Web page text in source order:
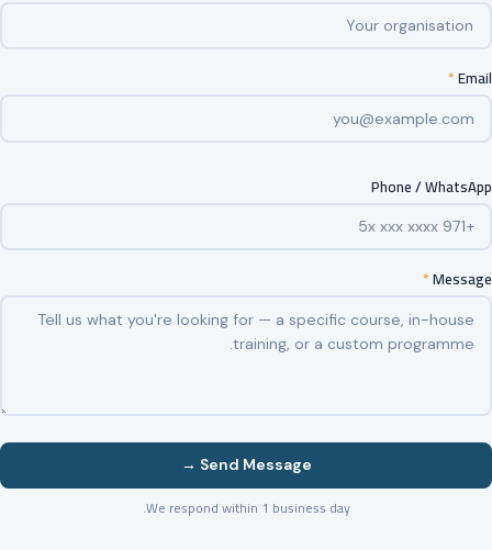
Email
*
Phone / WhatsApp
Message
*
Send Message →
We respond within 1 business day.